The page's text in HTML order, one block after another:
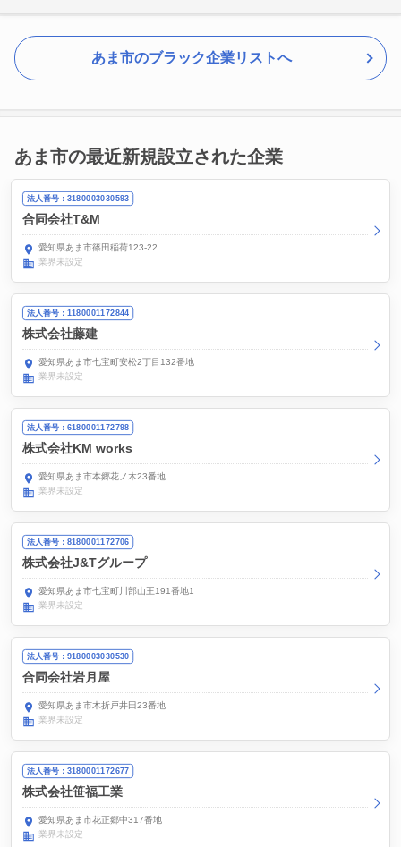
あま市のブラック企業リストへ
あま市の最近新規設立された企業
法人番号：3180003030593
合同会社T&M
愛知県あま市篠田稲荷123-22
業界未設定
法人番号：1180001172844
株式会社藤建
愛知県あま市七宝町安松2丁目132番地
業界未設定
法人番号：6180001172798
株式会社KM works
愛知県あま市本郷花ノ木23番地
業界未設定
法人番号：8180001172706
株式会社J&Tグループ
愛知県あま市七宝町川部山王191番地1
業界未設定
法人番号：9180003030530
合同会社岩月屋
愛知県あま市木折戸井田23番地
業界未設定
法人番号：3180001172677
株式会社笹福工業
愛知県あま市花正郷中317番地
業界未設定